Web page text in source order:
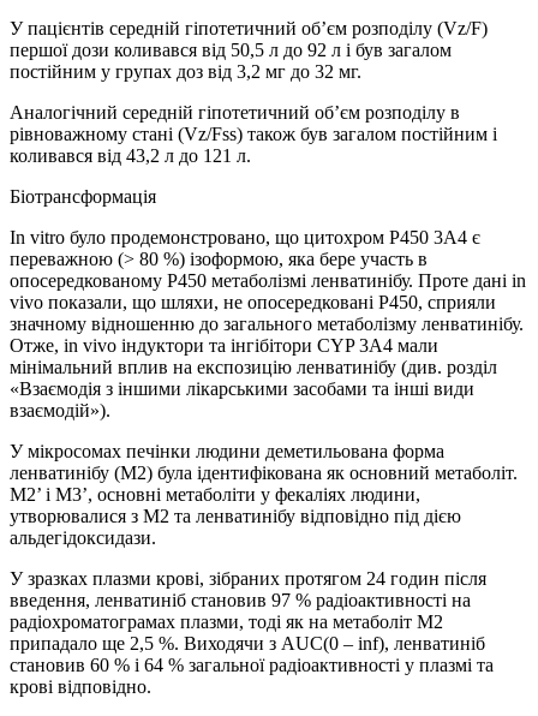
У пацієнтів середній гіпотетичний об’єм розподілу (Vz/F)
першої дози коливався від 50,5 л до 92 л і був загалом
постійним у групах доз від 3,2 мг до 32 мг.
Аналогічний середній гіпотетичний об’єм розподілу в
рівноважному стані (Vz/Fss) також був загалом постійним і
коливався від 43,2 л до 121 л.
Біотрансформація
In vitro було продемонстровано, що цитохром P450 3A4 є
переважною (> 80 %) ізоформою, яка бере участь в
опосередкованому P450 метаболізмі ленватинібу. Проте дані in
vivo показали, що шляхи, не опосередковані P450, сприяли
значному відношенню до загального метаболізму ленватинібу.
Отже, in vivo індуктори та інгібітори CYP 3A4 мали
мінімальний вплив на експозицію ленватинібу (див. розділ
«Взаємодія з іншими лікарськими засобами та інші види
взаємодій»).
У мікросомах печінки людини деметильована форма
ленватинібу (М2) була ідентифікована як основний метаболіт.
M2’ і M3’, основні метаболіти у фекаліях людини,
утворювалися з M2 та ленватинібу відповідно під дією
альдегідоксидази.
У зразках плазми крові, зібраних протягом 24 годин після
введення, ленватиніб становив 97 % радіоактивності на
радіохроматограмах плазми, тоді як на метаболіт М2
припадало ще 2,5 %. Виходячи з AUC(0 – inf), ленватиніб
становив 60 % і 64 % загальної радіоактивності у плазмі та
крові відповідно.